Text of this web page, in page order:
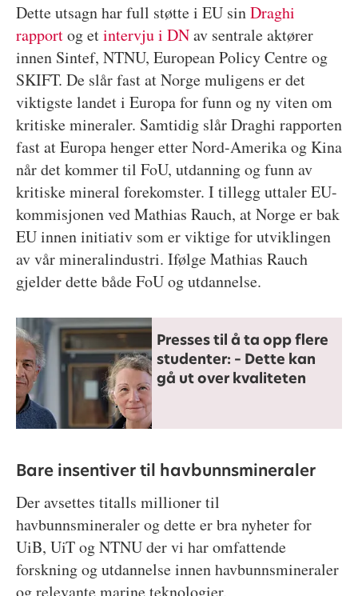
Dette utsagn har full støtte i EU sinDraghi
rapportog etintervju i DNav sentrale aktører
innen Sintef, NTNU, European Policy Centre og
SKIFT. De slår fast at Norge muligens er det
viktigste landet i Europa for funn og ny viten om
kritiske mineraler. Samtidig slår Draghi rapporten
fast at Europa henger etter Nord-Amerika og Kina
når det kommer til FoU, utdanning og funn av
kritiske mineral forekomster. I tillegg uttaler EU-
kommisjonen ved Mathias Rauch, at Norge er bak
EU innen initiativ som er viktige for utviklingen
av vår mineralindustri. Ifølge Mathias Rauch
gjelder dette både FoU og utdannelse.
Presses til å ta opp flere
studenter: – Dette kan
gå ut over kvaliteten
Bare insentiver til havbunnsmineraler
Der avsettes titalls millioner til
havbunnsmineraler og dette er bra nyheter for
UiB, UiT og NTNU der vi har omfattende
forskning og utdannelse innen havbunnsmineraler